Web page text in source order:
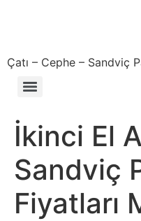
Çatı – Cephe – Sandviç
İkinci El
Sandviç
Fiyatları